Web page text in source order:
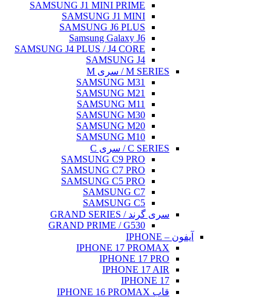
SAMSUNG J1 MINI PRIME
SAMSUNG J1 MINI
SAMSUNG J6 PLUS
Samsung Galaxy J6
SAMSUNG J4 PLUS / J4 CORE
SAMSUNG J4
M SERIES / سری M
SAMSUNG M31
SAMSUNG M21
SAMSUNG M11
SAMSUNG M30
SAMSUNG M20
SAMSUNG M10
C SERIES / سری C
SAMSUNG C9 PRO
SAMSUNG C7 PRO
SAMSUNG C5 PRO
SAMSUNG C7
SAMSUNG C5
سری گرند / GRAND SERIES
GRAND PRIME / G530
آیفون – IPHONE
IPHONE 17 PROMAX
IPHONE 17 PRO
IPHONE 17 AIR
IPHONE 17